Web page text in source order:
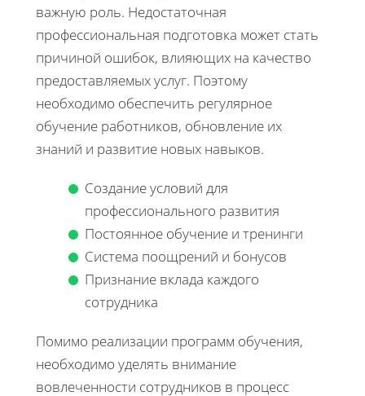
важную роль. Недостаточная
профессиональная подготовка может стать
причиной ошибок, влияющих на качество
предоставляемых услуг. Поэтому
необходимо обеспечить регулярное
обучение работников, обновление их
знаний и развитие новых навыков.
Создание условий для
профессионального развития
Постоянное обучение и тренинги
Система поощрений и бонусов
Признание вклада каждого
сотрудника
Помимо реализации программ обучения,
необходимо уделять внимание
вовлеченности сотрудников в процесс